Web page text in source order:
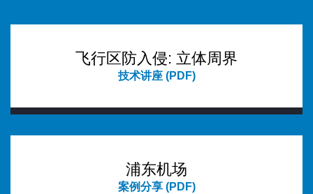
飞行区防入侵: 立体周界
技术讲座 (PDF)
浦东机场
案例分享 (PDF)